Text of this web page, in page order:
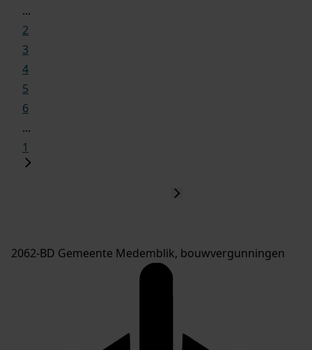
...
2
3
4
5
6
...
1
2062-BD Gemeente Medemblik, bouwvergunningen